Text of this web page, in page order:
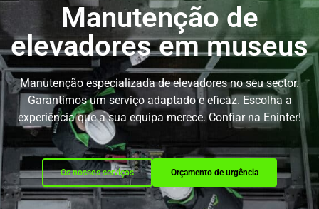
Manutenção de
elevadores em museus
Manutenção especializada de elevadores no seu sector.
Garantimos um serviço adaptado e eficaz. Escolha a
experiência que a sua equipa merece. Confiar na Eninter!
Os nossos serviços Orçamento de urgência